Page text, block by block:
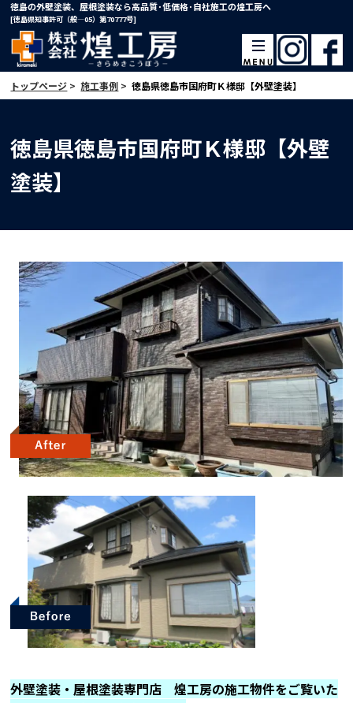
徳島の外壁塗装、屋根塗装なら高品質･低価格･自社施工の煌工房へ
[徳島県知事許可（般―05）第70777号]
トップページ > 施工事例 > 徳島県徳島市国府町Ｋ様邸【外壁塗装】
徳島県徳島市国府町Ｋ様邸【外壁
塗装】
外壁塗装・屋根塗装専門店 煌工房の施工物件をご覧いた